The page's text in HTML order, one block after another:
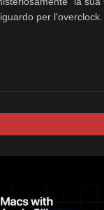
per l'overclock.